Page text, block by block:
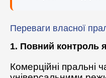
Переваги власної
1. Повний контроль
Комерційні пральні